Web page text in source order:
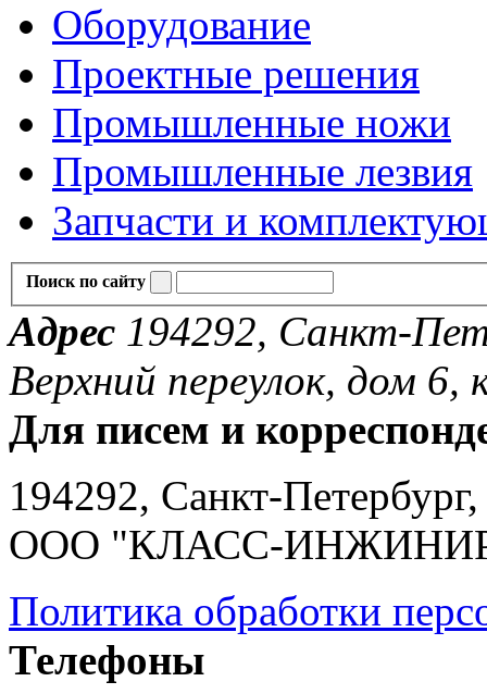
Оборудование
Проектные решения
Промышленные ножи
Промышленные лезвия
Запчасти и
Поиск по сайту
Адрес 194292, Санкт-
Верхний переулок, дом
Для писем и
194292, Санкт-
ООО "КЛАСС-
Политика обработки
Телефоны